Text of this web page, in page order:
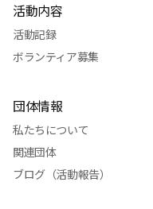
活動内容
活動記録
ボランティア募集
団体情報
私たちについて
関連団体
ブログ（活動報告）